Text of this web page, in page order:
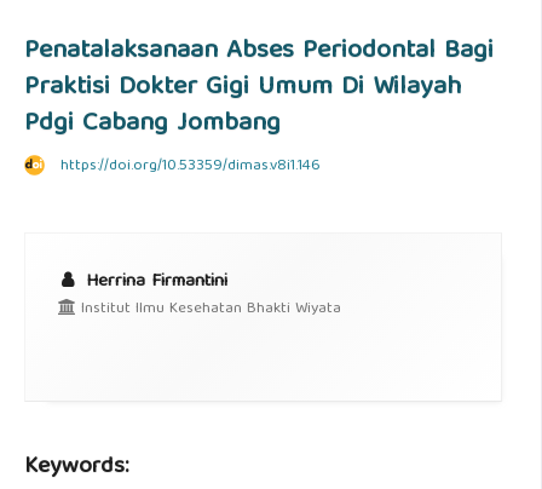
Penatalaksanaan Abses Periodontal Bagi
Praktisi Dokter Gigi Umum Di Wilayah
Pdgi Cabang Jombang
https://doi.org/10.53359/dimas.v8i1.146
Herrina Firmantini
Institut Ilmu Kesehatan Bhakti Wiyata
Keywords: